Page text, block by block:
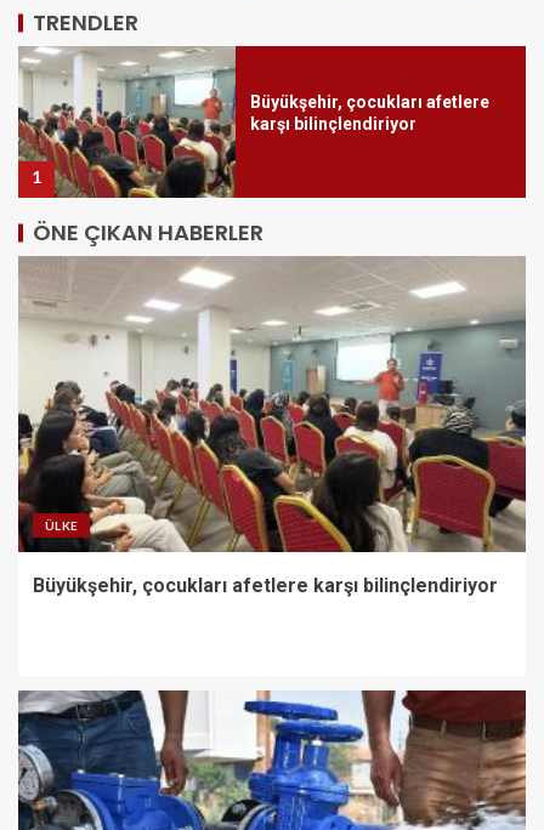
TRENDLER
1
Büyükşehir, çocukları afetlere
karşı bilinçlendiriyor
Sorunu Çözüme Kavuşturuldu
3
Bornova’ya 7 dönümlük cennet
bahçesi
Karamürsel Plaj Yolu
Cansever ‘Güvenebileceğim Üç
İnsandan Biri’ Demişti: Mahmut
Görgen’den Cansever’e
Duygusal Veda
ÖNE ÇIKAN HABERLER
ÜLKE
Büyükşehir, çocukları afetlere karşı bilinçlendiriyor